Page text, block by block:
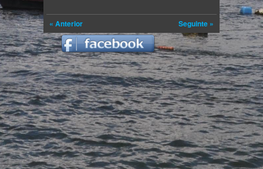
« Anterior Seguinte »